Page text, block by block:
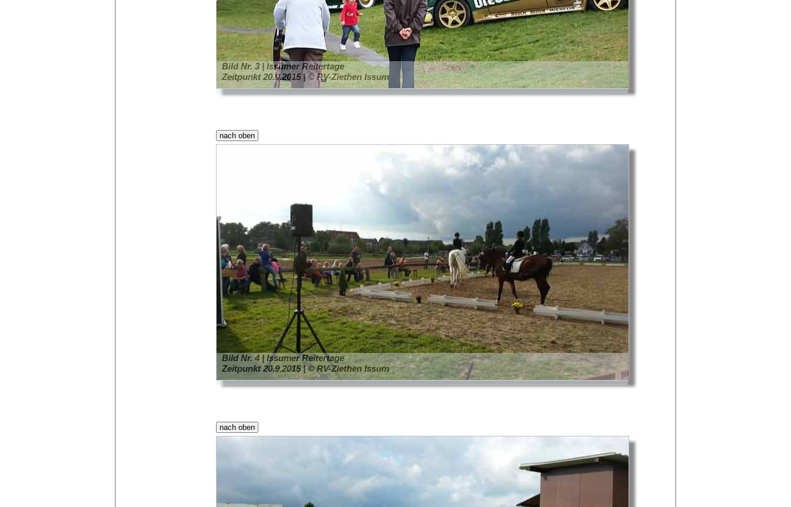
Bild Nr. 3 | Issumer Reitertage
Zeitpunkt 20.9.2015 | © RV-Ziethen Issum
Bild Nr. 4 | Issumer Reitertage
Zeitpunkt 20.9.2015 | © RV-Ziethen Issum